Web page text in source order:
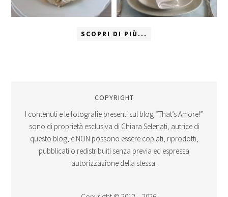
SCOPRI DI PIÙ...
COPYRIGHT
I contenuti e le fotografie presenti sul blog “That’s Amore!”
sono di proprietà esclusiva di Chiara Selenati, autrice di
questo blog, e NON possono essere copiati, riprodotti,
pubblicati o redistribuiti senza previa ed espressa
autorizzazione della stessa.